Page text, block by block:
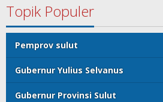
Topik Populer
Pemprov sulut
Gubernur Yulius Selvanus
Gubernur Provinsi Sulut